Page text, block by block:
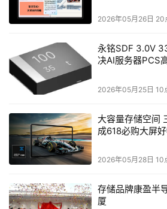
生。
工具可以帮助将风险降到最低，我们
能管理融入到现有的IT和网络安全工
道，向新网站、物联网设备和终端
本文来源于DOIT传媒，文章内容仅供参
2026年05月26日 20
永铭SDF 3.0V
决AI服务器PCS
2026年05月25日 10
大容量存储空间
成618必购大屏
2026年05月28日 10
存储品牌康盈半
厦